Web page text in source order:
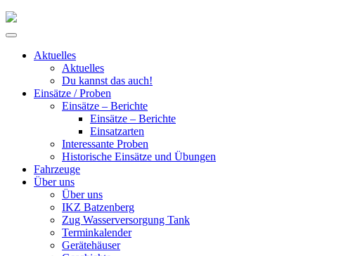
Skip
Primary
Aktuelles
Aktuelles
Du kannst das auch!
Einsätze / Proben
Einsätze – Berichte
Einsätze – Berichte
Einsatzarten
Interessante Proben
Historische Einsätze und Übungen
Fahrzeuge
Über uns
Über uns
IKZ Batzenberg
Zug Wasserversorgung Tank
Terminkalender
Gerätehäuser